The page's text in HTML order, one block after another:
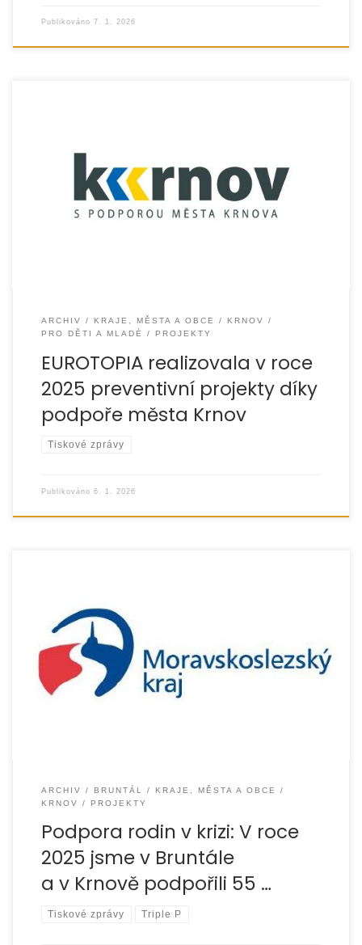
Publikováno 7. 1. 2026
EUROTOPIA.CZ, o.p.s. několik preventivních projektů pro
děti, mládež a mladé dospělé z Krnova. Projekty byly
podpořeny
ARCHIV KRAJE, MĚSTA A OBCE
KRNOV
PRO DĚTI A MLADÉ
PROJEKTY
EUROTOPIA realizovala v roce
2025 preventivní projekty díky
podpoře města Krnov
Tiskové zprávy
Publikováno 6. 1. 2026
V roce 2025 organizace EUROTOPIA.CZ, o.p.s. úspěšně
realizovala projekty „Pomoc rodinám s dětmi v Bruntále“
a „Pomoc rodinám s dětmi v Krnově“. S podporou
Moravskoslezského
ARCHIV BRUNTÁL
KRAJE, MĚSTA A OBCE
KRNOV
PROJEKTY
Podpora rodin v krizi: V roce
2025 jsme v Bruntále
a v Krnově podpořili 55 …
Tiskové zprávy Triple P